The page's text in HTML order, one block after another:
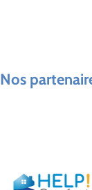
Nos